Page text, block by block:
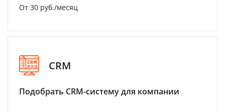
От 30 руб./месяц
CRM
Подобрать CRM-систему для компании